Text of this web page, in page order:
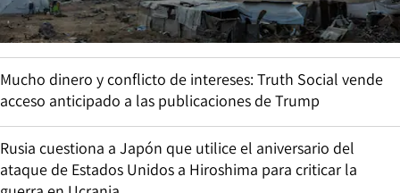
Mucho dinero y conflicto de intereses: Truth Social vende
acceso anticipado a las publicaciones de Trump
Rusia cuestiona a Japón que utilice el aniversario del
ataque de Estados Unidos a Hiroshima para criticar la